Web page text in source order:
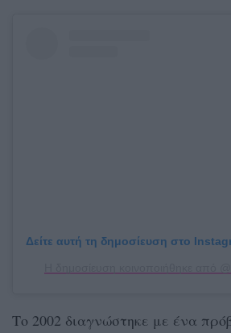
Δείτε αυτή τη δημοσίευση στο
Το 2002 διαγνώστηκε με ένα